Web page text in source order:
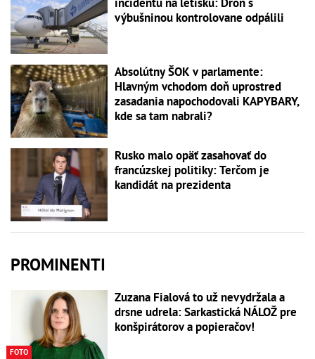
výbušninou kontrolovane odpálili
Absolútny ŠOK v parlamente:
Hlavným vchodom doň uprostred
zasadania napochodovali KAPYBARY,
kde sa tam nabrali?
Rusko malo opäť zasahovať do
francúzskej politiky: Terčom je
kandidát na prezidenta
PROMINENTI
FOTO
Zuzana Fialová to už nevydržala a
drsne udrela: Sarkastická NÁLOŽ pre
konšpirátorov a popieračov!